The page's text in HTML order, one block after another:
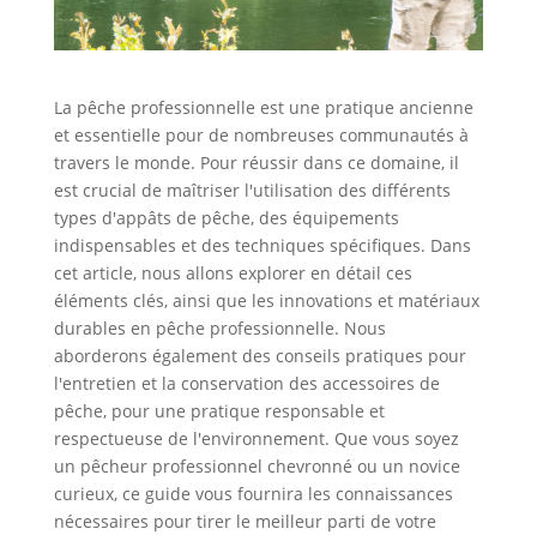
La pêche professionnelle est une pratique ancienne
et essentielle pour de nombreuses communautés à
travers le monde. Pour réussir dans ce domaine, il
est crucial de maîtriser l'utilisation des différents
types d'appâts de pêche, des équipements
indispensables et des techniques spécifiques. Dans
cet article, nous allons explorer en détail ces
éléments clés, ainsi que les innovations et matériaux
durables en pêche professionnelle. Nous
aborderons également des conseils pratiques pour
l'entretien et la conservation des accessoires de
pêche, pour une pratique responsable et
respectueuse de l'environnement. Que vous soyez
un pêcheur professionnel chevronné ou un novice
curieux, ce guide vous fournira les connaissances
nécessaires pour tirer le meilleur parti de votre